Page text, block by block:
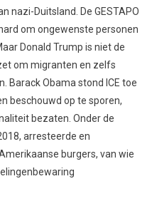
nazi-Duitsland. De GESTAPO
om ongewenste personen
Donald Trump is niet de
om migranten en zelfs
Barack Obama stond ICE toe
beschouwd op te sporen,
bezaten. Onder de
arresteerde en
burgers, van wie